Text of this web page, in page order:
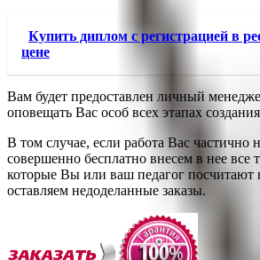
Купить диплом с регистрацией в
цене
Вам будет предоставлен личный
оповещать Вас особ всех этапах
В том случае, если работа Вас частично
совершенно бесплатно внесем в нее все
которые Вы или ваш педагог
оставляем недоделанные заказы.